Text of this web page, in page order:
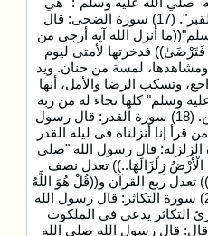
المانعة، المنجية من عذاب القبر". (17) سورة الضحى: قال
أنزل الله آية أرجى من
فدخرتها لأمتى ليوم
ومشاهدها، لمسة من حنان. ويد
وتسكب الرضا والأمل، أنها
وسلم" كلها نجاء له من ربه
وتسرية وتسلية وترويح وتطمين. (18) سورة القدر: قال رسول
إنا أنزلناه فى ليله القدر
(19) سورة الزلزله: قال رسول الله "صلى
الْأَرْضُ زِلْزَالَهَا..)) تعدل نصف
تعدل ربع القرآن و((قُلْ هُوَ اللَّهُ
أَحَدٌ..)) تعدل ثلث القرآن)). (20) سورة التكاثر: قال رسول الله
التكاثر يدعى في الملكوت
قال رسول الله صلى الله